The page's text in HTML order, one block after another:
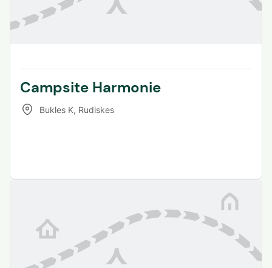
Campsite Harmonie
Bukles K, Rudiskes